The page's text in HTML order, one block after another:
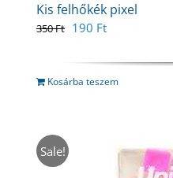
Kis felhőkék pixel
350Ft Original
was:
350 Ft.
190 FtCurrent
is:
190 Ft.
Kosárba teszem
Sale!